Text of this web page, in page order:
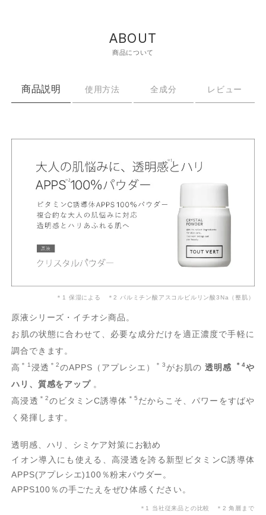
ABOUT
商品について
商品説明 使用方法 全成分 レビュー
＊1 保湿による ＊2 パルミチン酸アスコルビルリン酸3Na（整肌）
原液シリーズ・イチオシ商品。
お肌の状態に合わせて、必要な成分だけを適正濃度で手軽に
調合できます。
高 ＊1浸透 ＊2のAPPS（アプレシエ） ＊3 がお肌の透明感 ＊4や
ハリ、質感をアップ 。
高浸透 ＊2のビタミンC誘導体 ＊5 だからこそ、パワーをすばや
く発揮します。
透明感、ハリ、シミケア対策にお勧め
イオン導入にも使える、高浸透を誇る新型ビタミンC誘導体
APPS(アプレシエ)100％粉末パウダー。
APPS100％の手ごたえをぜひ体感ください。
＊1 当社従来品との比較 ＊2 角層まで